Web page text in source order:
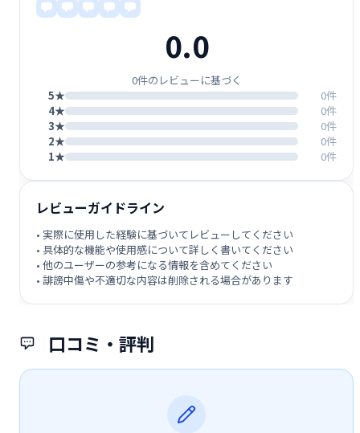
口コミ・評判
0.0
0件のレビューに基づく
5★
0件
4★
0件
3★
0件
2★
0件
1★
0件
レビューガイドライン
• 実際に使用した経験に基づいてレビューしてください
• 具体的な機能や使用感について詳しく書いてください
• 他のユーザーの参考になる情報を含めてください
• 誹謗中傷や不適切な内容は削除される場合があります